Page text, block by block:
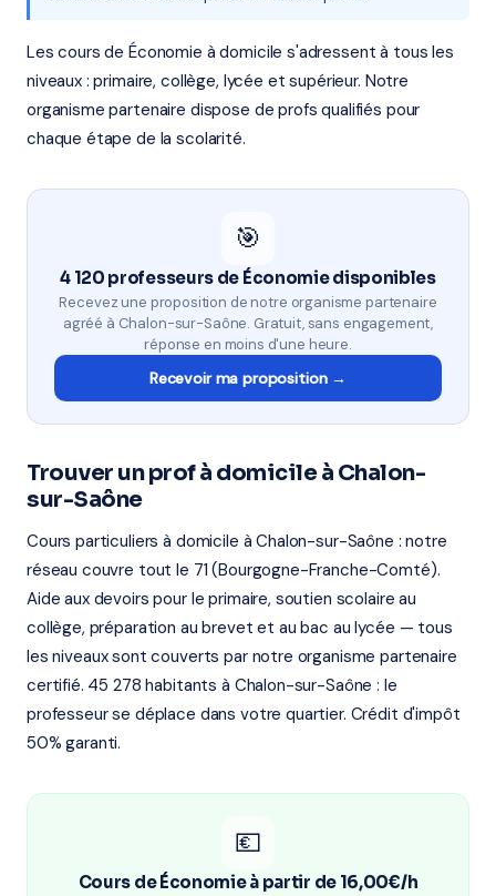
Les cours de Économie à domicile s'adressent à tous les
niveaux : primaire, collège, lycée et supérieur. Notre
organisme partenaire dispose de profs qualifiés pour
chaque étape de la scolarité.
🎯
4 120 professeurs de Économie disponibles
Recevez une proposition de notre organisme partenaire
agréé à Chalon-sur-Saône. Gratuit, sans engagement,
réponse en moins d'une heure.
Recevoir ma proposition →
Trouver un prof à domicile à Chalon-
sur-Saône
Cours particuliers à domicile à Chalon-sur-Saône : notre
réseau couvre tout le 71 (Bourgogne-Franche-Comté).
Aide aux devoirs pour le primaire, soutien scolaire au
collège, préparation au brevet et au bac au lycée — tous
les niveaux sont couverts par notre organisme partenaire
certifié. 45 278 habitants à Chalon-sur-Saône : le
professeur se déplace dans votre quartier. Crédit d'impôt
50% garanti.
💶
Cours de Économie à partir de 16,00€/h